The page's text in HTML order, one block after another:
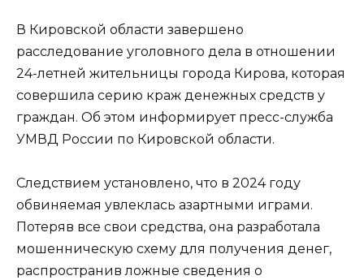
В Кировской области завершено
расследование уголовного дела в отношении
24-летней жительницы города Кирова, которая
совершила серию краж денежных средств у
граждан. Об этом информирует пресс-служба
УМВД России по Кировской области.
Следствием установлено, что в 2024 году
обвиняемая увлеклась азартными играми.
Потеряв все свои средства, она разработала
мошенническую схему для получения денег,
распространив ложные сведения о